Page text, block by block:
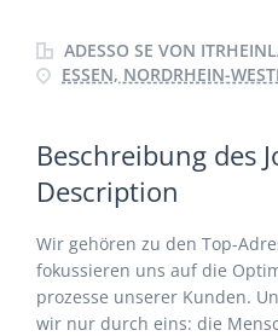
ADESSO SE VON
ESSEN, NORDRHEIN-
Beschreibung des
Description
Wir gehören zu den Top-
fokussieren uns auf die
prozesse unserer Kunden.
wir nur durch eins: die